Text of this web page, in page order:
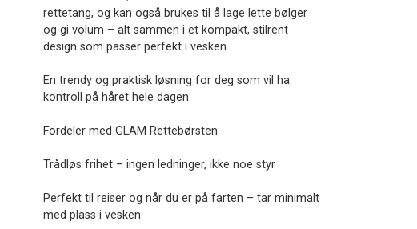
rettetang, og kan også brukes til å lage lette bølger
og gi volum – alt sammen i et kompakt, stilrent
design som passer perfekt i vesken.
En trendy og praktisk løsning for deg som vil ha
kontroll på håret hele dagen.
Fordeler med GLAM Rettebørsten:
Trådløs frihet – ingen ledninger, ikke noe styr
Perfekt til reiser og når du er på farten – tar minimalt
med plass i vesken